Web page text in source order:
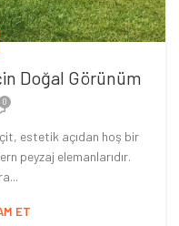
Doğal Görünüm
0
estetik açıdan hoş bir
peyzaj elemanlarıdır.
ET